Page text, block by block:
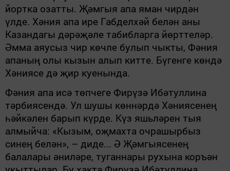
йортка озатты. Җәмгыя апа яман чирдән
үлде. Хәния апа ире Габделхәй белән аны
Казандагы дәрәҗәле табибларга йөрттеләр.
Әмма аяусыз чир көчле булып чыкты, Фәния
апаның олы кызын алып китте. Бүгенге көндә
Хәниясе дә җир куенында.
Фәния апа исә төпчеге Фирүзә Ибәтуллина
тәрбиясендә. Ул шушы көннәрдә Хәниясенең
һәйкәлен барып күрде. Күз яшьләрен тыя
алмыйча: «Кызым, оҗмахта очрашырбыз
синең белән», – диде... Ә Җәмгыясенең
балалары әниләре, туганнары рухына коръән